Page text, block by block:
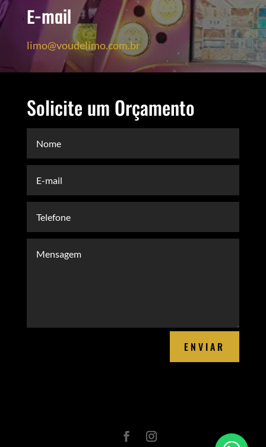
E-mail
limo@voudelimo.com.br
Solicite um Orçamento
ENVIAR